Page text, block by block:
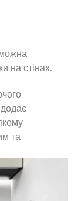
на стінах.
та